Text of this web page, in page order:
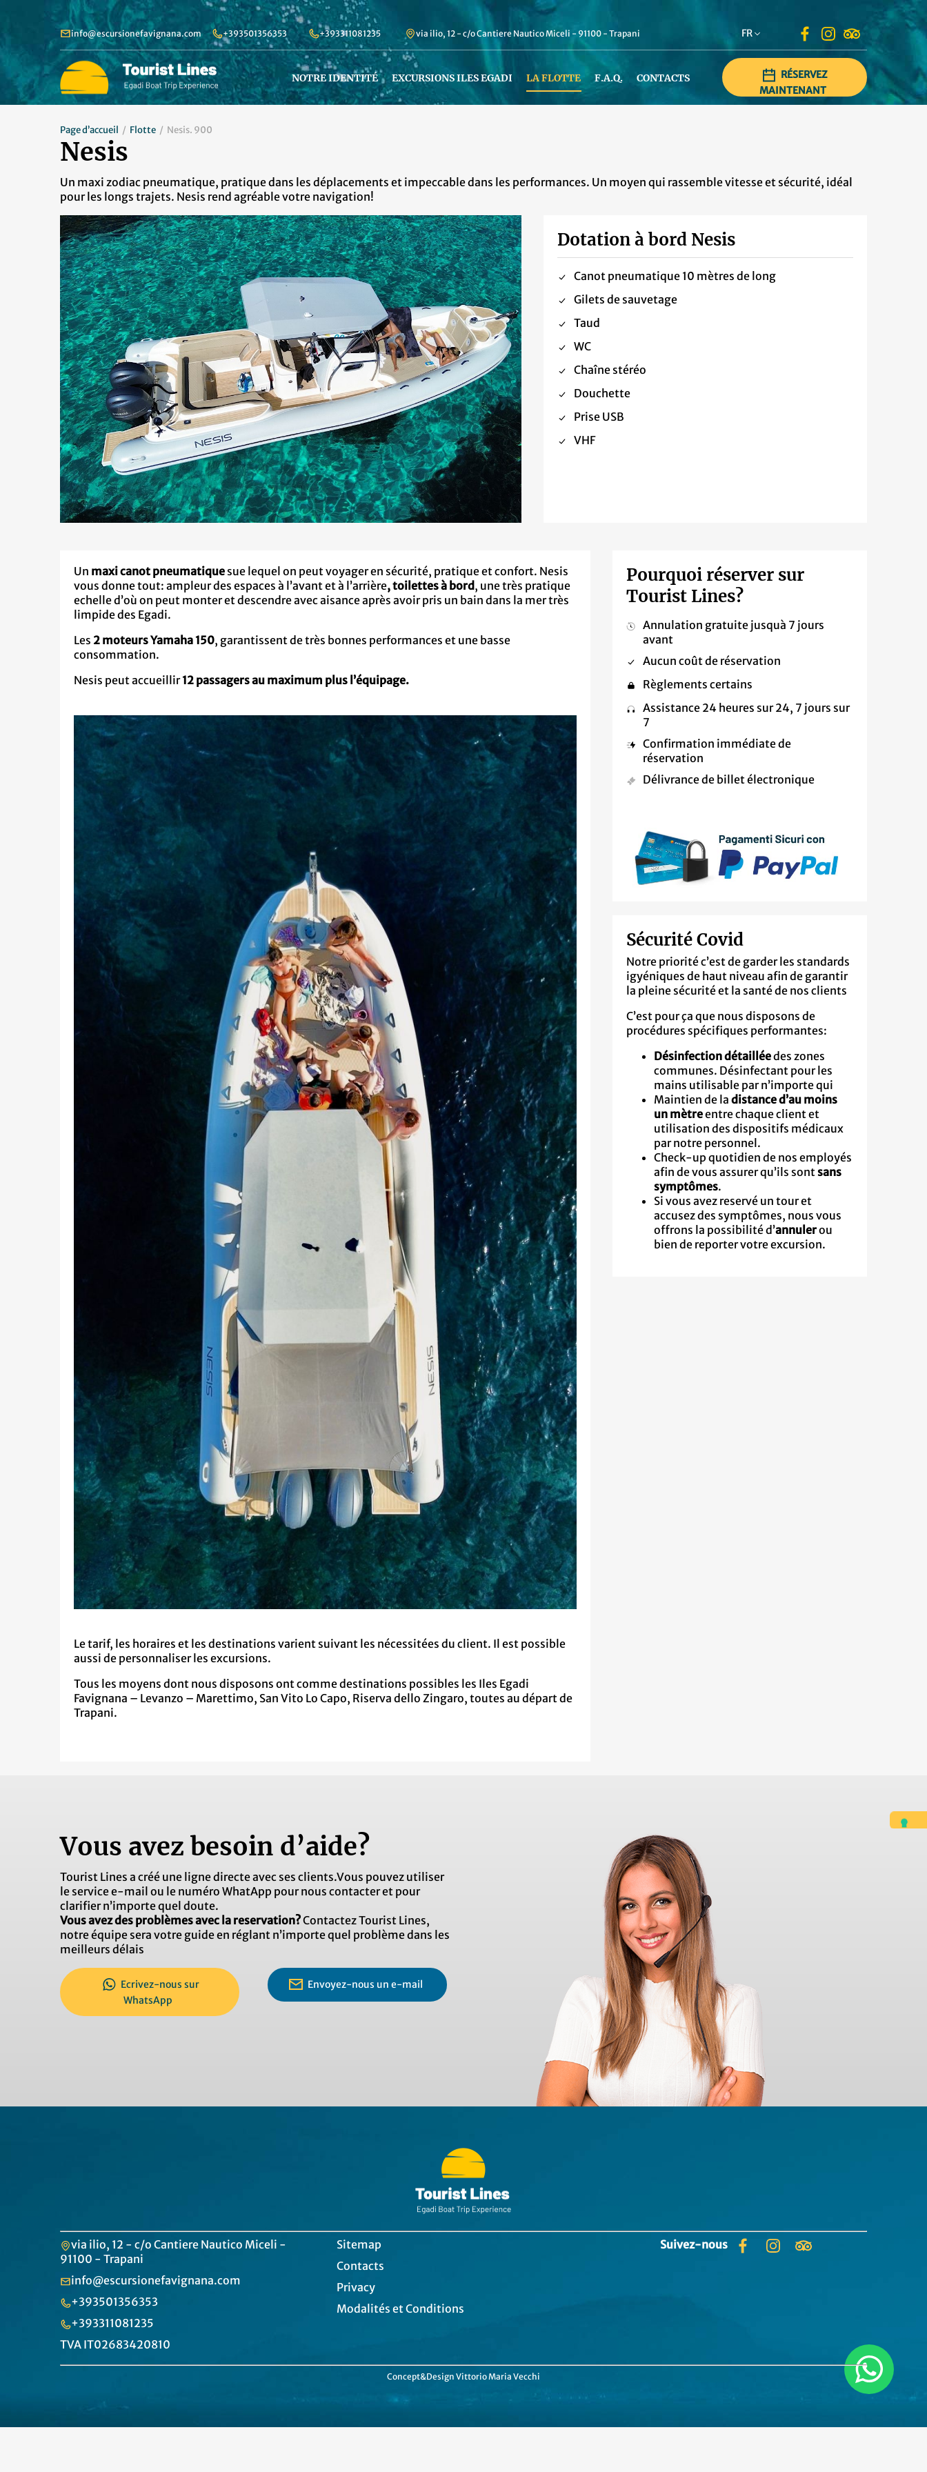
info@escursionefavignana.com +393501356353 +393311081235 via ilio, 12 - c/o Cantiere Nautico Miceli - 91100 - Trapani FR
NOTRE IDENTITÉ EXCURSIONS ILES EGADI LA FLOTTE F.A.Q. CONTACTS
RÉSERVEZ
MAINTENANT
Page d’accueil Flotte Nesis. 900
Nesis
Un maxi zodiac pneumatique, pratique dans les déplacements et impeccable dans les performances. Un moyen qui rassemble vitesse et sécurité, idéal
pour les longs trajets. Nesis rend agréable votre navigation!
Dotation à bord Nesis
Canot pneumatique 10 mètres de long
Gilets de sauvetage
Taud
WC
Chaîne stéréo
Douchette
Prise USB
VHF
Un maxi canot pneumatique sue lequel on peut voyager en sécurité, pratique et confort. Nesis
vous donne tout: ampleur des espaces à l’avant et à l’arrière, toilettes à bord, une très pratique
echelle d’où on peut monter et descendre avec aisance après avoir pris un bain dans la mer très
limpide des Egadi.
Les 2 moteurs Yamaha 150, garantissent de très bonnes performances et une basse
consommation.
Nesis peut accueillir12 passagers au maximum plus l’équipage.
Le tarif, les horaires et les destinations varient suivant les nécessitées du client. Il est possible
aussi de personnaliser les excursions.
Tous les moyens dont nous disposons ont comme destinations possibles les Iles Egadi
Favignana – Levanzo – Marettimo, San Vito Lo Capo, Riserva dello Zingaro, toutes au départ de
Trapani.
Pourquoi réserver sur
Tourist Lines?
Annulation gratuite jusquà 7 jours
avant
Aucun coût de réservation
Règlements certains
Assistance 24 heures sur 24, 7 jours sur
7
Confirmation immédiate de
réservation
Délivrance de billet électronique
Sécurité Covid
Notre priorité c’est de garder les standards
igyéniques de haut niveau afin de garantir
la pleine sécurité et la santé de nos clients
C’est pour ça que nous disposons de
procédures spécifiques performantes:
Désinfection détailléedes zones
communes. Désinfectant pour les
mains utilisable par n’importe qui
Maintien de ladistance d’au moins
un mètreentre chaque client et
utilisation des dispositifs médicaux
par notre personnel.
Check-up quotidien de nos employés
afin de vous assurer qu’ils sontsans
symptômes.
Si vous avez reservé un tour et
accusez des symptômes, nous vous
offrons la possibilité d’annulerou
bien de reporter votre excursion.
Vous avez besoin d’aide?
Tourist Lines a créé une ligne directe avec ses clients.Vous pouvez utiliser
le service e-mail ou le numéro WhatApp pour nous contacter et pour
clarifier n’importe quel doute.
Vous avez des problèmes avec la reservation?Contactez Tourist Lines,
notre équipe sera votre guide en réglant n’importe quel problème dans les
meilleurs délais
Ecrivez-nous sur
WhatsApp
Envoyez-nous un e-mail
via ilio, 12 - c/o Cantiere Nautico Miceli -
91100 - Trapani
info@escursionefavignana.com
+393501356353
+393311081235
TVA IT02683420810
Sitemap
Contacts
Privacy
Modalités et Conditions
Suivez-nous
Concept&Design Vittorio Maria Vecchi